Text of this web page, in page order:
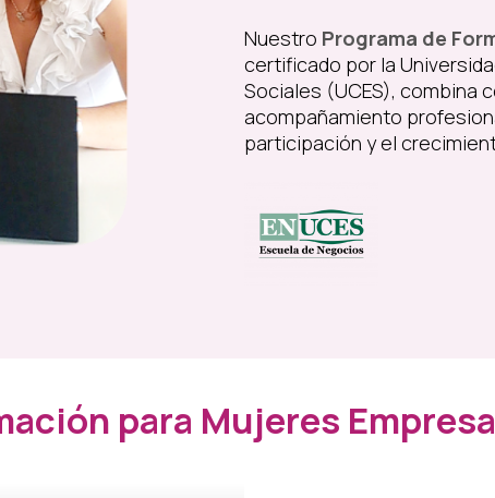
Nuestro Programa de
certificado por la
Sociales (UCES),
acompañamiento
participación y el
para Mujeres